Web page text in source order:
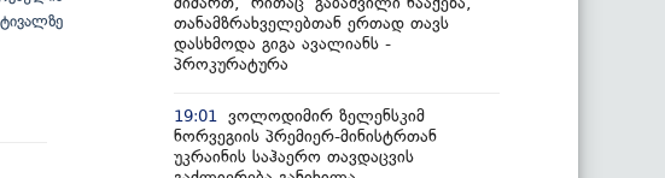
თანამზრახველებთან ერთად თავს
დასხმოდა გიგა ავალიანს -
პროკურატურა
19:01
ვოლოდიმირ ზელენსკიმ
ნორვეგიის პრემიერ-მინისტრთან
უკრაინის საჰაერო თავდაცვის